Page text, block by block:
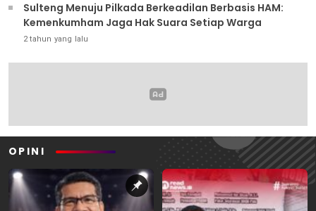
Sulteng Menuju Pilkada Berkeadilan Berbasis HAM:
Kemenkumham Jaga Hak Suara Setiap Warga
2 tahun yang lalu
OPINI